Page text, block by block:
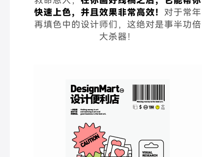
快速上色，并且效果非常高效！ 对于常年
再填色中的设计师们，这绝对是事半功倍
大杀器！